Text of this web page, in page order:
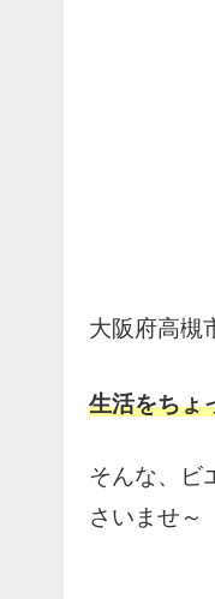
大阪府高槻
生活をちょ
そんな、ビ
さいませ～